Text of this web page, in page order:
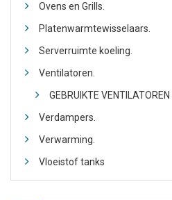
Ovens en Grills.
Platenwarmtewisselaars.
Serverruimte koeling.
Ventilatoren.
GEBRUIKTE VENTILATOREN
Verdampers.
Verwarming.
Vloeistof tanks